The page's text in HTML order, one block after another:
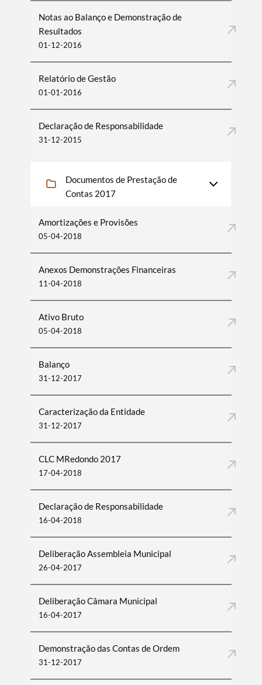
Notas ao Balanço e Demonstração de
Resultados
01-12-2016
​Relatório de Gestão
01-01-2016
Declaração de Responsabilidade
31-12-2015
Documentos de Prestação de
Contas 2017
Amortizações e Provisões
05-04-2018
Anexos Demonstrações Financeiras
11-04-2018
Ativo Bruto
05-04-2018
Balanço
31-12-2017
Caracterização da Entidade
31-12-2017
CLC MRedondo 2017
17-04-2018
Declaração de Responsabilidade
16-04-2018
Deliberação Assembleia Municipal
26-04-2017
Deliberação Câmara Municipal
16-04-2017
Demonstração das Contas de Ordem
31-12-2017